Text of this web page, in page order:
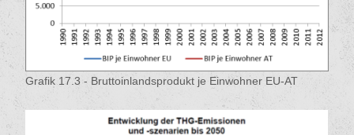
Grafik 17.3 - Bruttoinlandsprodukt je Einwohner EU-AT